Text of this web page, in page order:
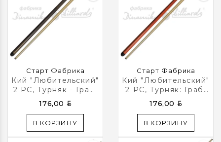
Старт Фабрика
Кий "Любительский"
2 РС, Турняк - Граб,
Цвет Мореный Дуб
176,00 BYN
В КОРЗИНУ
Старт Фабрика
Кий "Любительский"
2 РС, Турняк: Граб,
Цвет Груша
176,00 BYN
В КОРЗИНУ